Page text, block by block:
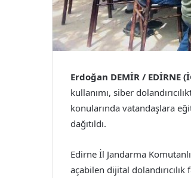
Erdoğan DEMİR / EDİRNE
kullanımı, siber
konularında vatandaşlara
dağıtıldı.
Edirne İl Jandarma
açabilen dijital